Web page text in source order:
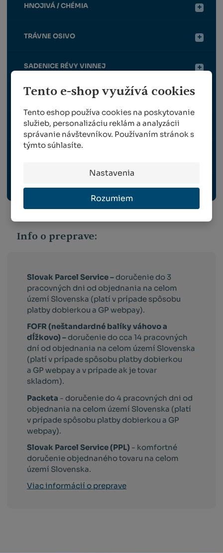
Tento e-shop využívá cookies
Tento eshop používa cookies na poskytovanie
služieb, personalizáciu reklám a analyzácii
správanie návštevníkov. Používaním stránok s
týmto súhlasíte.
Nastavenia
Rozumiem
HNOJIVÁ / CHÉMIA
TRÁVNE OSIVO
SADENICE RÉVY VINNEJ
NÁHRADNÉ DIELY FELCO
NÁHRADNÉ DIELY BERGER
VRÚBĽOVACIE STROJČEKY A KLIEŠTE
Info o preprave:
Slovak Parcel Service – doručenie do 3
pracovných dni od objednania na celom
území Slovenska (platí v prípade spôsobu
platby dobierkou a GP webpay).
FOFR (neštandardné balíky váhovo a
dĺžkovo) – doručenie do cca 14 pracovných
dní od objednania na celom území Slovenska
(platí v prípade spôsobu platby dobierkou
a GP webpay a v prípade ak je tovar
skladom).
Packeta - doručenie do 4 pracovných dni od
objednania na celom území Slovenska (platí
v prípade spôsobu platby dobierkou a GP
webpay).
Slovak Parcel Service (PPL) - komfortné
doručenie objednaného tovaru na celom
území Slovenska.
Viac informácií o preprave